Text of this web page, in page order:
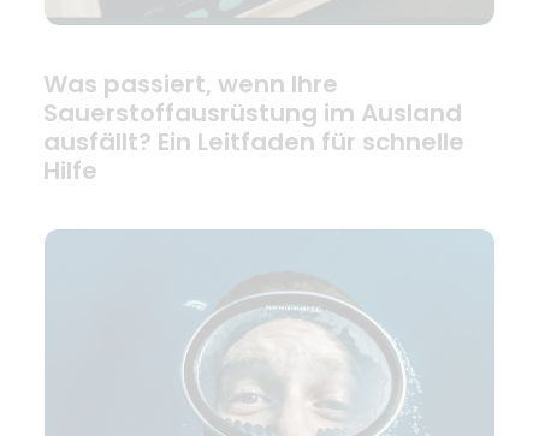
Was passiert, wenn Ihre
Sauerstoffausrüstung im Ausland
ausfällt? Ein Leitfaden für schnelle
Hilfe